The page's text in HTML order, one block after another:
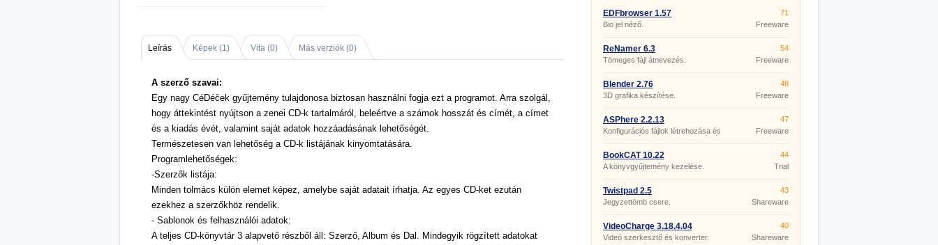
Leírás Képek (1) Vita (0) Más verziók (0)
A szerző szavai:
Egy nagy CéDéček gyűjtemény tulajdonosa biztosan használni fogja ezt a programot. Arra szolgál,
hogy áttekintést nyújtson a zenei CD-k tartalmáról, beleértve a számok hosszát és címét, a címet
és a kiadás évét, valamint saját adatok hozzáadásának lehetőségét.
Természetesen van lehetőség a CD-k listájának kinyomtatására.
Programlehetőségek:
-Szerzők listája:
Minden tolmács külön elemet képez, amelybe saját adatait írhatja. Az egyes CD-ket ezután
ezekhez a szerzőkhöz rendelik.
- Sablonok és felhasználói adatok:
A teljes CD-könyvtár 3 alapvető részből áll: Szerző, Album és Dal. Mindegyik rögzített adatokat
EDFbrowser 1.57
Bio jel néző.
71
Freeware
ReNamer 6.3
Tömeges fájl átnevezés.
54
Freeware
Blender 2.76
3D grafika készítése.
48
Freeware
ASPhere 2.2.13
Konfigurációs fájlok létrehozása és
szerkesztése az ASP.NET számára.
47
Freeware
BookCAT 10.22
A könyvgyűjtemény kezelése.
44
Trial
Twistpad 2.5
Jegyzettömb csere.
43
Shareware
VideoCharge 3.18.4.04
Videó szerkesztő és konverter.
40
Shareware